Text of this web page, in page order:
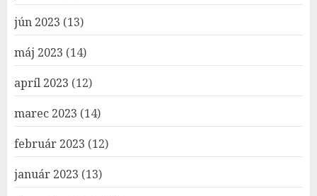
jún 2023 (13)
máj 2023 (14)
apríl 2023 (12)
marec 2023 (14)
február 2023 (12)
január 2023 (13)